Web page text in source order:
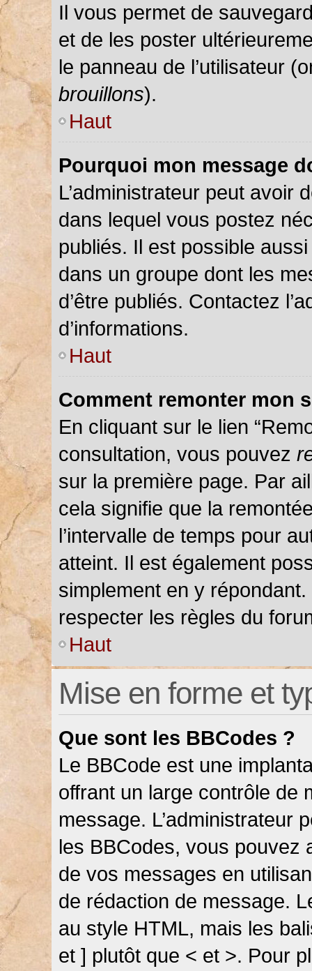
Il vous permet de
et de les poster
le panneau de l’utilisateur
brouillons).
Haut
Pourquoi mon message
L’administrateur peut avoir
dans lequel vous postez
publiés. Il est possible
dans un groupe dont les
d’être publiés. Contactez
d’informations.
Haut
Comment remonter mon
En cliquant sur le lien
consultation, vous pouvez
sur la première page. Par
cela signifie que la
l’intervalle de temps pour
atteint. Il est également
simplement en y
respecter les règles du
Haut
Mise en forme et
Que sont les BBCodes ?
Le BBCode est une
offrant un large contrôle de
message. L’administrateur
les BBCodes, vous pouvez
de vos messages en
de rédaction de message.
au style HTML, mais les
et ] plutôt que < et >. Pour